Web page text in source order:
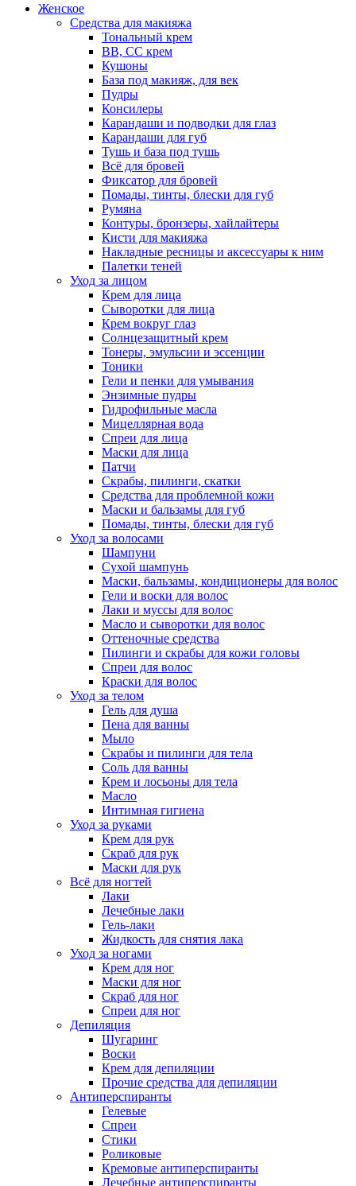
Женское
Средства для макияжа
Тональный крем
BB, CC крем
Кушоны
База под макияж, для век
Пудры
Консилеры
Карандаши и подводки для глаз
Карандаши для губ
Тушь и база под тушь
Всё для бровей
Фиксатор для бровей
Помады, тинты, блески для губ
Румяна
Контуры, бронзеры, хайлайтеры
Кисти для макияжа
Накладные ресницы и аксессуары к ним
Палетки теней
Уход за лицом
Крем для лица
Сыворотки для лица
Крем вокруг глаз
Солнцезащитный крем
Тонеры, эмульсии и эссенции
Тоники
Гели и пенки для умывания
Энзимные пудры
Гидрофильные масла
Мицеллярная вода
Спреи для лица
Маски для лица
Патчи
Скрабы, пилинги, скатки
Средства для проблемной кожи
Маски и бальзамы для губ
Помады, тинты, блески для губ
Уход за волосами
Шампуни
Сухой шампунь
Маски, бальзамы, кондиционеры для волос
Гели и воски для волос
Лаки и муссы для волос
Масло и сыворотки для волос
Оттеночные средства
Пилинги и скрабы для кожи головы
Спреи для волос
Краски для волос
Уход за телом
Гель для душа
Пена для ванны
Мыло
Скрабы и пилинги для тела
Соль для ванны
Крем и лосьоны для тела
Масло
Интимная гигиена
Уход за руками
Крем для рук
Скраб для рук
Маски для рук
Всё для ногтей
Лаки
Лечебные лаки
Гель-лаки
Жидкость для снятия лака
Уход за ногами
Крем для ног
Маски для ног
Скраб для ног
Спреи для ног
Депиляция
Шугаринг
Воски
Крем для депиляции
Прочие средства для депиляции
Антиперспиранты
Гелевые
Спреи
Стики
Роликовые
Кремовые антиперспиранты
Лечебные антиперспиранты